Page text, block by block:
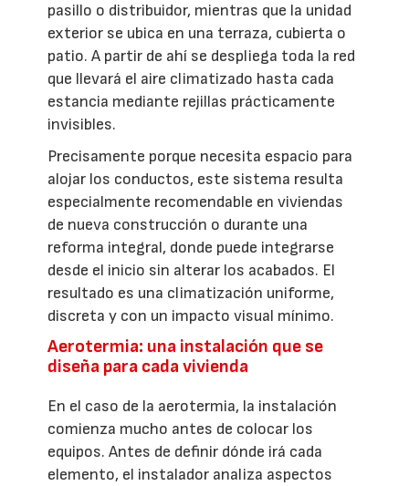
pasillo o distribuidor, mientras que la unidad
exterior se ubica en una terraza, cubierta o
patio. A partir de ahí se despliega toda la red
que llevará el aire climatizado hasta cada
estancia mediante rejillas prácticamente
invisibles.
Precisamente porque necesita espacio para
alojar los conductos, este sistema resulta
especialmente recomendable en viviendas
de nueva construcción o durante una
reforma integral, donde puede integrarse
desde el inicio sin alterar los acabados. El
resultado es una climatización uniforme,
discreta y con un impacto visual mínimo.
Aerotermia: una instalación que se
diseña para cada vivienda
En el caso de la aerotermia, la instalación
comienza mucho antes de colocar los
equipos. Antes de definir dónde irá cada
elemento, el instalador analiza aspectos